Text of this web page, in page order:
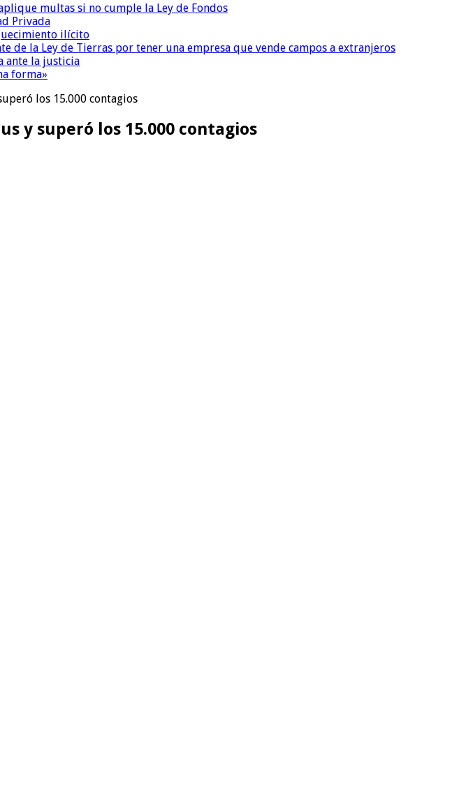
multas si no cumple la Ley de Fondos
Privada
ilícito
de la Ley de Tierras por tener una empresa que vende campos a extranjeros
ante la justicia
forma»
los 15.000 contagios
y superó los 15.000 contagios